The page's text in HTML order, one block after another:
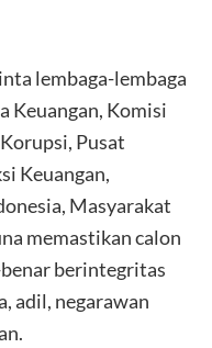
lembaga-lembaga
Keuangan, Komisi
Pusat
Keuangan,
Masyarakat
memastikan calon
berintegritas
adil, negarawan